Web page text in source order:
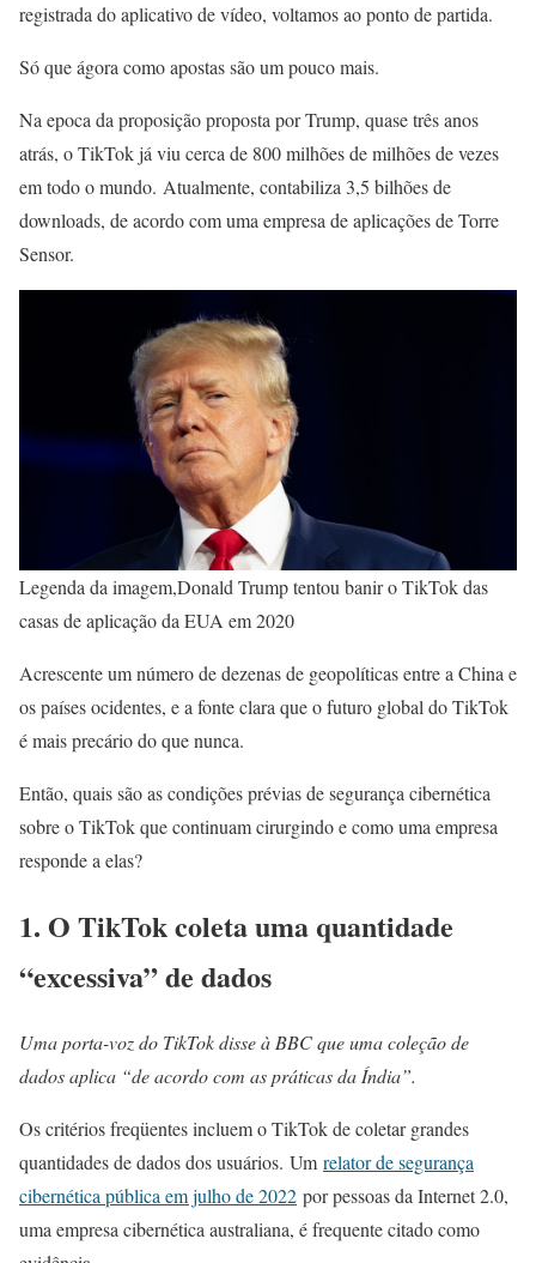
registrada do aplicativo de vídeo, voltamos ao ponto de partida.
Só que ágora como apostas são um pouco mais.
Na epoca da proposição proposta por Trump, quase três anos
atrás, o TikTok já viu cerca de 800 milhões de milhões de vezes
em todo o mundo. Atualmente, contabiliza 3,5 bilhões de
downloads, de acordo com uma empresa de aplicações de Torre
Sensor.
Legenda da imagem,Donald Trump tentou banir o TikTok das
casas de aplicação da EUA em 2020
Acrescente um número de dezenas de geopolíticas entre a China e
os países ocidentes, e a fonte clara que o futuro global do TikTok
é mais precário do que nunca.
Então, quais são as condições prévias de segurança cibernética
sobre o TikTok que continuam cirurgindo e como uma empresa
responde a elas?
1. O TikTok coleta uma quantidade
“excessiva” de dados
Uma porta-voz do TikTok disse à BBC que uma coleção de
dados aplica “de acordo com as práticas da Índia”.
Os critérios freqüentes incluem o TikTok de coletar grandes
quantidades de dados dos usuários. Um relator de segurança
cibernética pública em julho de 2022 por pessoas da Internet 2.0,
uma empresa cibernética australiana, é frequente citado como